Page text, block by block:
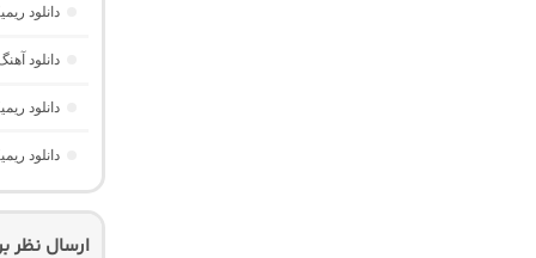
دانلود ریمیکس یوفوریا
دانلود آهنگ مینی
دانلود ریمیکس شهرزاد 1
دانلود ریمیکس حیف 3
ارسال نظر